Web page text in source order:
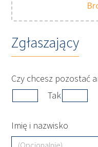
Zgłaszający
Czy chcesz pozostać
Tak
Imię i nazwisko